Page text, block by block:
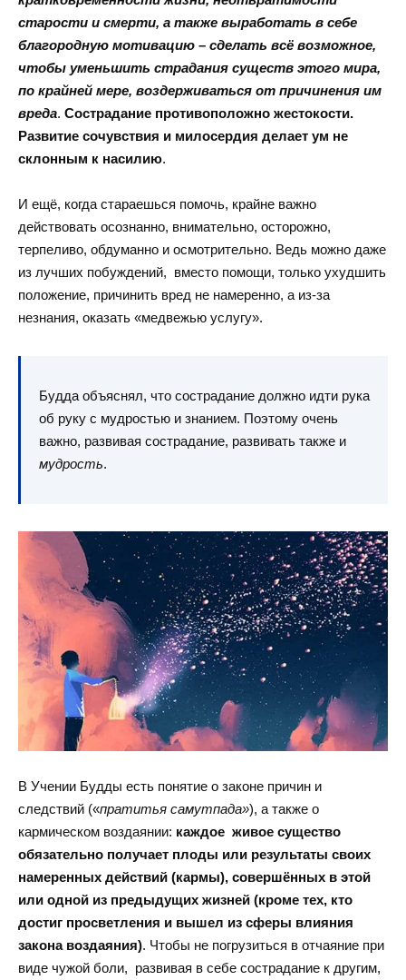
старости и смерти, а также выработать в себе
благородную мотивацию – сделать всё возможное,
чтобы уменьшить страдания существ этого мира,
по крайней мере, воздерживаться от причинения им
вреда. Сострадание противоположно жестокости.
Развитие сочувствия и милосердия делает ум не
склонным к насилию.
И ещё, когда стараешься помочь, крайне важно
действовать осознанно, внимательно, осторожно,
терпеливо, обдуманно и осмотрительно. Ведь можно даже
из лучших побуждений, вместо помощи, только ухудшить
положение, причинить вред не намеренно, а из-за
незнания, оказать «медвежью услугу».
Будда объяснял, что сострадание должно идти рука
об руку с мудростью и знанием. Поэтому очень
важно, развивая сострадание, развивать также и
мудрость.
В Учении Будды есть понятие о законе причин и
следствий («пратитья самутпада»), а также о
кармическом воздаянии: каждое живое существо
обязательно получает плоды или результаты своих
намеренных действий (кармы), совершённых в этой
или одной из предыдущих жизней (кроме тех, кто
достиг просветления и вышел из сферы влияния
закона воздаяния). Чтобы не погрузиться в отчаяние при
виде чужой боли, развивая в себе сострадание к другим,